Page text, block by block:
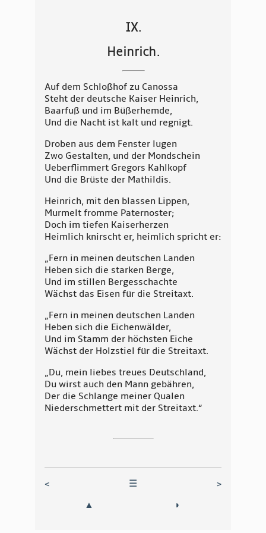
IX.
Heinrich.
Auf dem Schloßhof zu Canossa
Steht der deutsche Kaiser Heinrich,
Baarfuß und im Büßerhemde,
Und die Nacht ist kalt und regnigt.
Droben aus dem Fenster lugen
Zwo Gestalten, und der Mondschein
Ueberflimmert Gregors Kahlkopf
Und die Brüste der Mathildis.
Heinrich, mit den blassen Lippen,
Murmelt fromme Paternoster;
Doch im tiefen Kaiserherzen
Heimlich knirscht er, heimlich spricht er:
„Fern in meinen deutschen Landen
Heben sich die starken Berge,
Und im stillen Bergesschachte
Wächst das Eisen für die Streitaxt.
„Fern in meinen deutschen Landen
Heben sich die Eichenwälder,
Und im Stamm der höchsten Eiche
Wächst der Holzstiel für die Streitaxt.
„Du, mein liebes treues Deutschland,
Du wirst auch den Mann gebähren,
Der die Schlange meiner Qualen
Niederschmettert mit der Streitaxt.“
< ☰
>
▲
◗